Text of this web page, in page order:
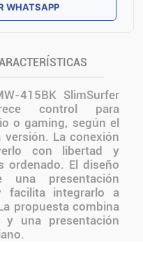
WHATSAPP
415BK SlimSurfer
control para
o gaming, según el
La conexión
con libertad y
ordenado. El diseño
una presentación
facilita integrarlo a
propuesta combina
y una presentación